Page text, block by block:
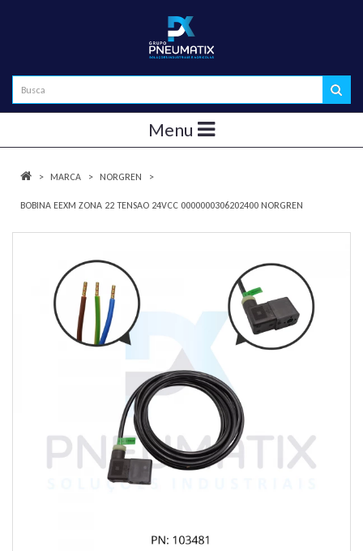
Menu
MARCA NORGREN
BOBINA EEXM ZONA 22 TENSAO 24VCC 0000000306202400 NORGREN